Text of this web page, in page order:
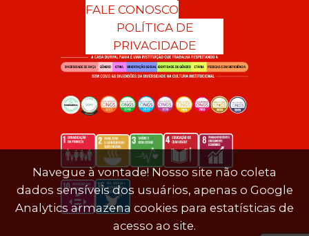
FALE CONOSCO
POLÍTICA DE
PRIVACIDADE
Navegue à vontade! Nosso site não coleta
dados sensíveis dos usuários, apenas o Google
Analytics armazena cookies para estatísticas de
acesso ao site.